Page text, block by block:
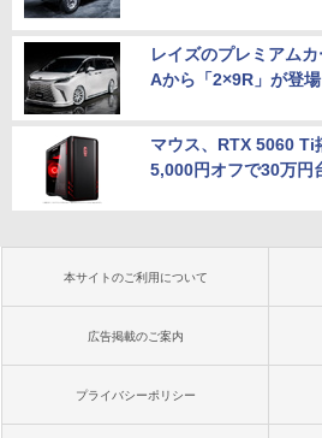
レイズのプレミアム
Aから「2×9R」が登場
マウス、RTX 5060 Ti
5,000円オフで30万円
本サイトのご利用について
広告掲載のご案内
プライバシーポリシー